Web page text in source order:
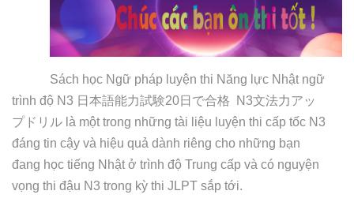
Sách học Ngữ pháp luyện thi Năng lực Nhật ngữ
trình độ N3 日本語能力試験20日で合格 N3文法力アッ
プドリル là một trong những tài liệu luyện thi cấp tốc N3
đáng tin cậy và hiệu quả dành riêng cho những bạn
đang học tiếng Nhật ở trình độ Trung cấp và có nguyện
vọng thi đậu N3 trong kỳ thi JLPT sắp tới.